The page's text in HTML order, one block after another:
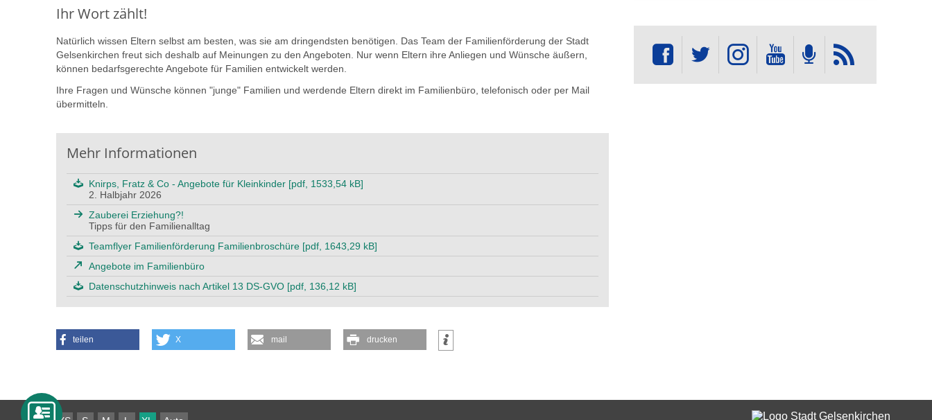
Ihr Wort zählt!
Natürlich wissen Eltern selbst am besten, was sie am dringendsten benötigen. Das Team der Familienförderung der Stadt
Gelsenkirchen freut sich deshalb auf Meinungen zu den Angeboten. Nur wenn Eltern ihre Anliegen und Wünsche äußern,
können bedarfsgerechte Angebote für Familien entwickelt werden.
Ihre Fragen und Wünsche können "junge" Familien und werdende Eltern direkt im Familienbüro, telefonisch oder per Mail
übermitteln.
Mehr Informationen
Knirps, Fratz & Co - Angebote für Kleinkinder [pdf, 1533,54 kB]
2. Halbjahr 2026
Zauberei Erziehung?!
Tipps für den Familienalltag
Teamflyer Familienförderung Familienbroschüre [pdf, 1643,29 kB]
Angebote im Familienbüro
Datenschutzhinweis nach Artikel 13 DS-GVO [pdf, 136,12 kB]
teilen X mail drucken